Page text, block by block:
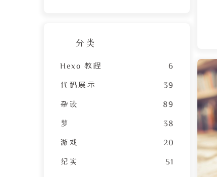
分类
Hexo 教程 6
代码展示 39
杂谈 89
梦 38
游戏 20
纪实 51